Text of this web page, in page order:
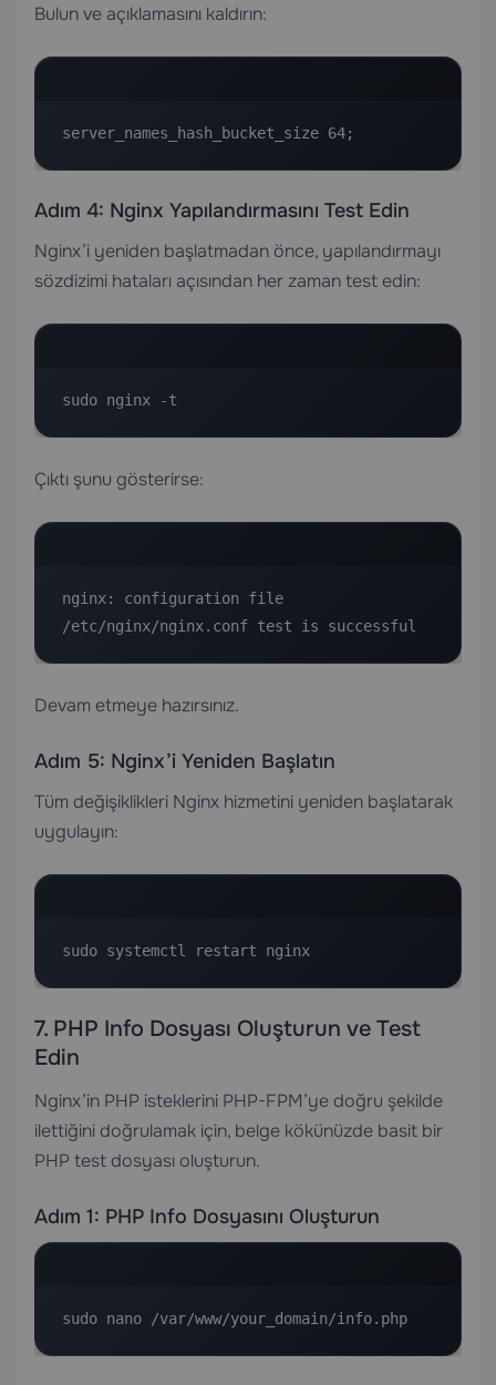
Bulun ve açıklamasını kaldırın:
server_names_hash_bucket_size 64;
Adım 4: Nginx Yapılandırmasını Test Edin
Nginx’i yeniden başlatmadan önce, yapılandırmayı
sözdizimi hataları açısından her zaman test edin:
sudo nginx -t
Çıktı şunu gösterirse:
nginx: configuration file
/etc/nginx/nginx.conf test is successful
Devam etmeye hazırsınız.
Adım 5: Nginx’i Yeniden Başlatın
Tüm değişiklikleri Nginx hizmetini yeniden başlatarak
uygulayın:
sudo systemctl restart nginx
7. PHP Info Dosyası Oluşturun ve Test
Edin
Nginx’in PHP isteklerini PHP-FPM’ye doğru şekilde
ilettiğini doğrulamak için, belge kökünüzde basit bir
PHP test dosyası oluşturun.
Adım 1: PHP Info Dosyasını Oluşturun
sudo nano /var/www/your_domain/info.php